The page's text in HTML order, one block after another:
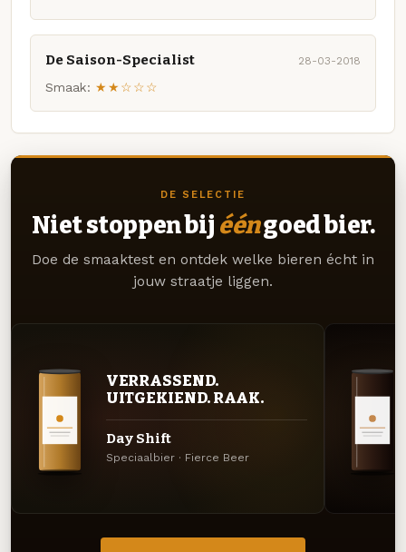
De Saison-Specialist 28-03-2018
Smaak: ★★☆☆☆
DE SELECTIE
Niet stoppen bij ééngoed bier.
Doe de smaaktest en ontdek welke bieren écht in
jouw straatje liggen.
VERRASSEND.
UITGEKIEND. RAAK.
Day Shift
Speciaalbier · Fierce Beer